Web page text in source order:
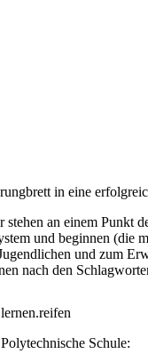
in eine
stehen an einem Punkt
und beginnen (die
und zum
nach den
Schule: